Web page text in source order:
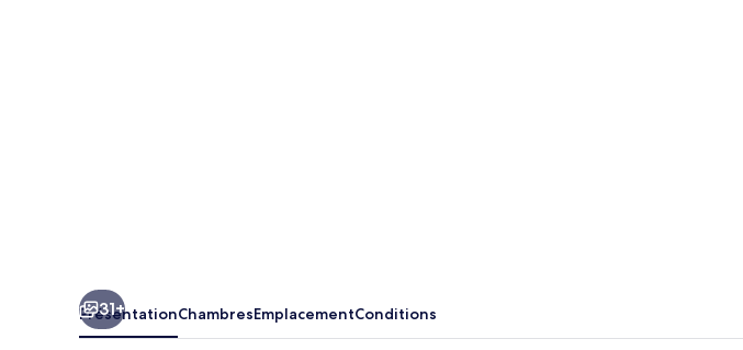
31+
PrésentationChambresEmplacementConditions